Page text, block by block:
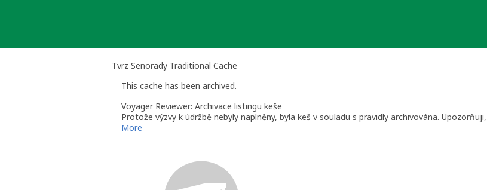
Tvrz Senorady Traditional Cache
This cache has been archived.
Voyager Reviewer: Archivace listingu keše
Protože výzvy k údržbě nebyly naplněny, byla keš v souladu s pravidly archivována.
údržbu, již nelze odarchivovat.
More